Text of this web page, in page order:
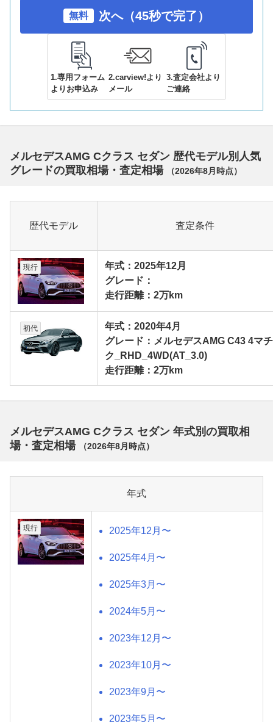
無料 次へ（45秒で完了）
1.専用フォーム
よりお申込み
2.carview!より
メール
3.査定会社より
ご連絡
メルセデスAMG Cクラス セダン 歴代モデル別人気
グレードの買取相場・査定相場
（2026年8月 時点）
歴代モデル 査定条件
現行
年式：2025年12月
グレード：
走行距離：2万km
初代
年式：2020年4月
グレード：メルセデスAMG C43 4マ
ク_RHD_4WD(AT_3.0)
走行距離：2万km
メルセデスAMG Cクラス セダン 年式別の買取相
場・査定相場
（2026年8月 時点）
年式
現行 2025年12月〜
2025年4月〜
2025年3月〜
2024年5月〜
2023年12月〜
2023年10月〜
2023年9月〜
2023年5月〜